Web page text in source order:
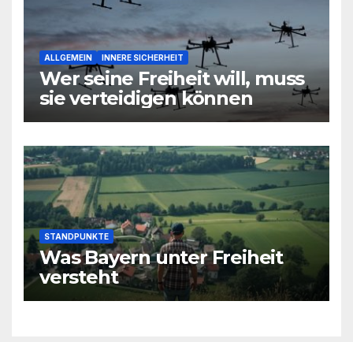
ALLGEMEIN INNERE SICHERHEIT
Wer seine Freiheit will, muss
sie verteidigen können
STANDPUNKTE
Was Bayern unter Freiheit
versteht